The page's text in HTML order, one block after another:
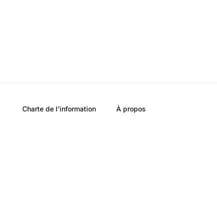
Charte de l’information À propos